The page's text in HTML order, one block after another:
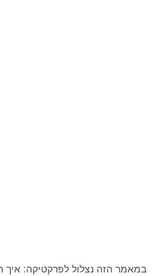
במאמר הזה נצלול לפרקטיקה: איך